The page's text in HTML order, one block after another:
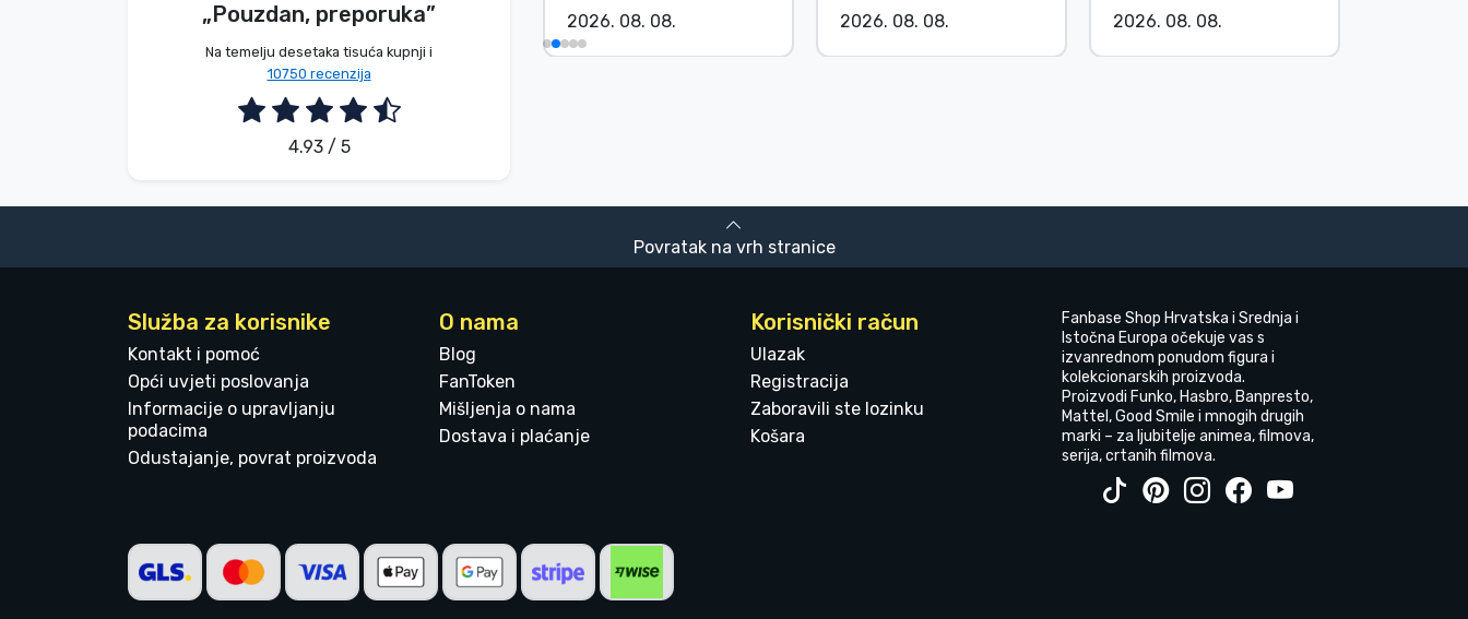
„Pouzdan, preporuka”
Na temelju desetaka tisuća kupnji i
10750 recenzija
4.93 / 5
2026. 08. 09. 2026. 08. 08. 2026. 08. 08. 2026. 08. 08.
Povratak na vrh stranice
Služba za korisnike
Kontakt i pomoć
Opći uvjeti poslovanja
Informacije o upravljanju
podacima
Odustajanje, povrat proizvoda
O nama
Blog
FanToken
Mišljenja o nama
Dostava i plaćanje
Korisnički račun
Ulazak
Registracija
Zaboravili ste lozinku
Košara
Fanbase Shop Hrvatska i Srednja i
Istočna Europa očekuje vas s
izvanrednom ponudom figura i
kolekcionarskih proizvoda.
Proizvodi Funko, Hasbro, Banpresto,
Mattel, Good Smile i mnogih drugih
marki – za ljubitelje animea, filmova,
serija, crtanih filmova.